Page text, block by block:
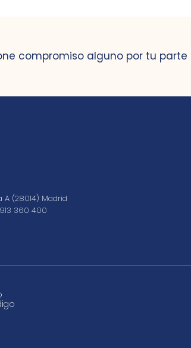
compromiso alguno por tu parte
A (28014) Madrid
360 400